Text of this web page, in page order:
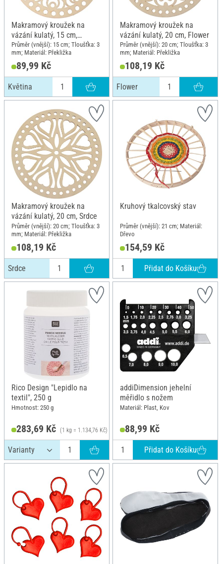
Makramový kroužek na
vázání kulatý, 15 cm,
Květina
Průměr (vnější): 15 cm; Tloušťka: 3
mm; Materiál: Překližka
89,99 Kč
Květina
Makramový kroužek na
vázání kulatý, 20 cm, Flower
Průměr (vnější): 20 cm; Tloušťka: 3
mm; Materiál: Překližka
108,19 Kč
Flower
Makramový kroužek na
vázání kulatý, 20 cm, Srdce
Průměr (vnější): 20 cm; Tloušťka: 3
mm; Materiál: Překližka
108,19 Kč
Srdce
Kruhový tkalcovský stav
Průměr (vnější): 21 cm; Materiál:
Dřevo
154,59 Kč
Přidat do Košíku
Rico Design "Lepidlo na
textil", 250 g
Hmotnost: 250 g
283,69 Kč (1 kg = 1.134,76 Kč)
addiDimension jehelní
měřidlo s nožem
Materiál: Plast, Kov
88,99 Kč
Přidat do Košíku